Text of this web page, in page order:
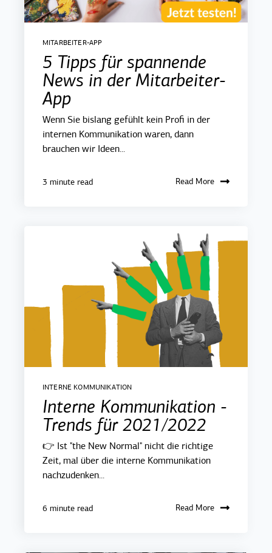
MITARBEITER-APP
5 Tipps für spannende
News in der Mitarbeiter-
App
Wenn Sie bislang gefühlt kein Profi in der
internen Kommunikation waren, dann
brauchen wir Ideen...
3 minute read Read More
INTERNE KOMMUNIKATION
Interne Kommunikation -
Trends für 2021/2022
👉 Ist "the New Normal" nicht die richtige
Zeit, mal über die interne Kommunikation
nachzudenken...
6 minute read Read More